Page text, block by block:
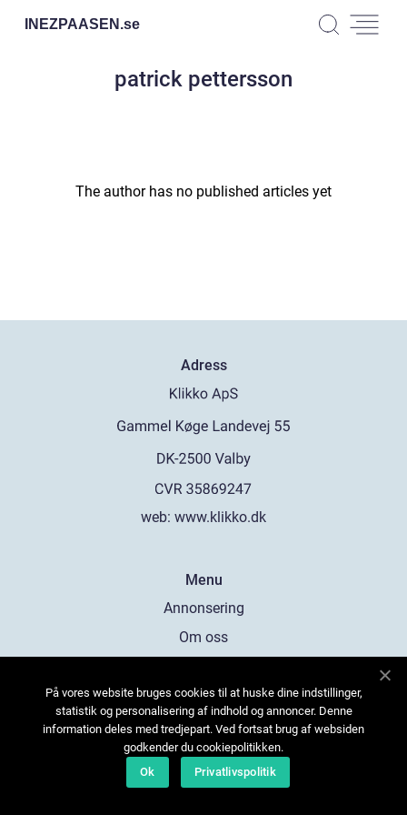
INEZPAASEN.se
patrick pettersson
The author has no published articles yet
Adress
web: www.klikko.dk
Menu
Annonsering
Om oss
Kontakta oss
Sitemap
På vores website bruges cookies til at huske dine indstillinger,
statistik og personalisering af indhold og annoncer. Denne
information deles med tredjepart. Ved fortsat brug af websiden
godkender du cookiepolitikken.
Ok
Privatlivspolitik